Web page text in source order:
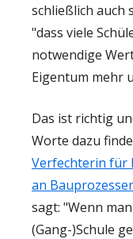
schließlich auch
"dass viele
notwendige
Eigentum mehr
Das ist richtig
Worte dazu
Verfechterin für
an
sagt: "Wenn
(Gang-)Schule